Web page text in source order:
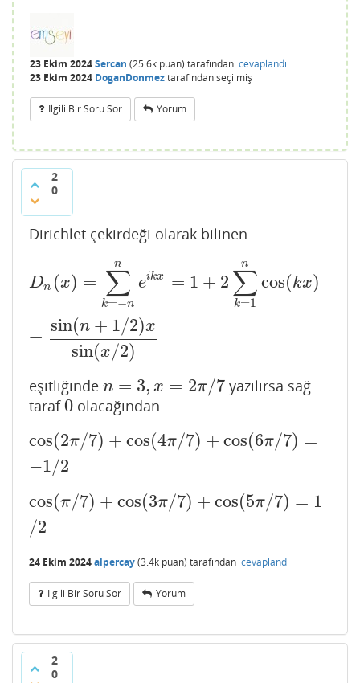
23 Ekim 2024Sercan (25.6k puan) tarafından cevaplandı
23 Ekim 2024 DoganDonmeztarafındanseçilmiş
Ilgili Bir Soru Sor Yorum
2
0
Dirichlet çekirdeği olarak bilinen
Dn (x) = ∑
k=−n
n
eikx = 1 + 2 ∑
k=1
n
cos(kx)
=
sin(n + 1/2)x
sin(x/2)
nne = cos(kx
eşitliğinde n = 3, x = 2π/7
n=3, x=2π 7
yazılırsa sağ
taraf0
0 olacağından
cos(2π/7) + cos(4π/7) + cos(6π/7) =
−1/2
cos(2π /7) +cos(4π/7)+ cos(6π/7)=−1/2
cos(π/7) + cos(3π/7) + cos(5π/7) = 1
/2
cos( π/7)+cos(3π/7) +cos(5π/7)=1/2
24 Ekim 2024alpercay(3.4k puan) tarafından cevaplandı
Ilgili Bir Soru Sor Yorum
2
0